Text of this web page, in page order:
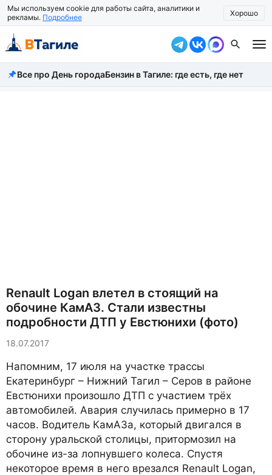
Мы используем cookie для работы сайта, аналитики и
рекламы. Подробнее Хорошо
Все новости
Все про День городаБензин в Тагиле: где есть, где нет
Renault Logan влетел в стоящий на
обочине КамАЗ. Стали известны
подробности ДТП у Евстюнихи (фото)
18.07.2017
Напомним, 17 июля на участке трассы
Екатеринбург – Нижний Тагил – Серов в районе
Евстюнихи произошло ДТП с участием трёх
автомобилей. Авария случилась примерно в 17
часов. Водитель КамАЗа, который двигался в
сторону уральской столицы, притормозил на
обочине из-за лопнувшего колеса. Спустя
некоторое время в него врезался Renault Logan,